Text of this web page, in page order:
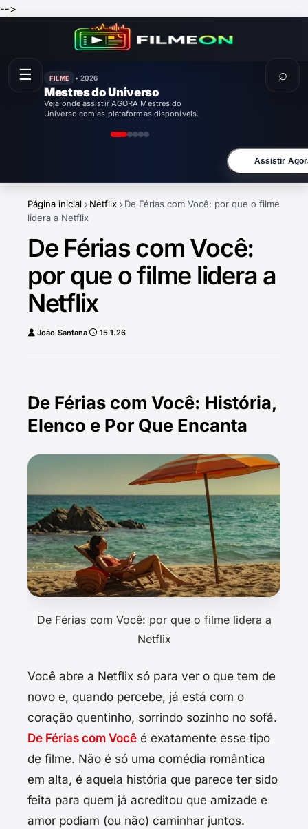
-->
FILME • 2026
Mestres do Universo
Veja onde assistir AGORA Mestres do
Universo com as plataformas disponíveis.
Assistir
Página inicial Netflix
De Férias com Você: por que o filme
lidera a Netflix
De Férias com Você:
por que o filme lidera a
Netflix
João Santana 15.1.26
De Férias com Você: História,
Elenco e Por Que Encanta
De Férias com Você: por que o filme lidera a
Netflix
Você abre a Netflix só para ver o que tem de
novo e, quando percebe, já está com o
coração quentinho, sorrindo sozinho no sofá.
De Férias com Você é exatamente esse tipo
de filme. Não é só uma comédia romântica
em alta, é aquela história que parece ter sido
feita para quem já acreditou que amizade e
amor podiam (ou não) caminhar juntos.
☰ ⌕